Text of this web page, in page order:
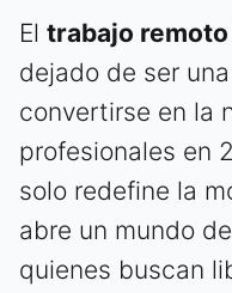
El trabajo
dejado de ser
convertirse en la
profesionales en
solo redefine la
abre un mundo
quienes buscan